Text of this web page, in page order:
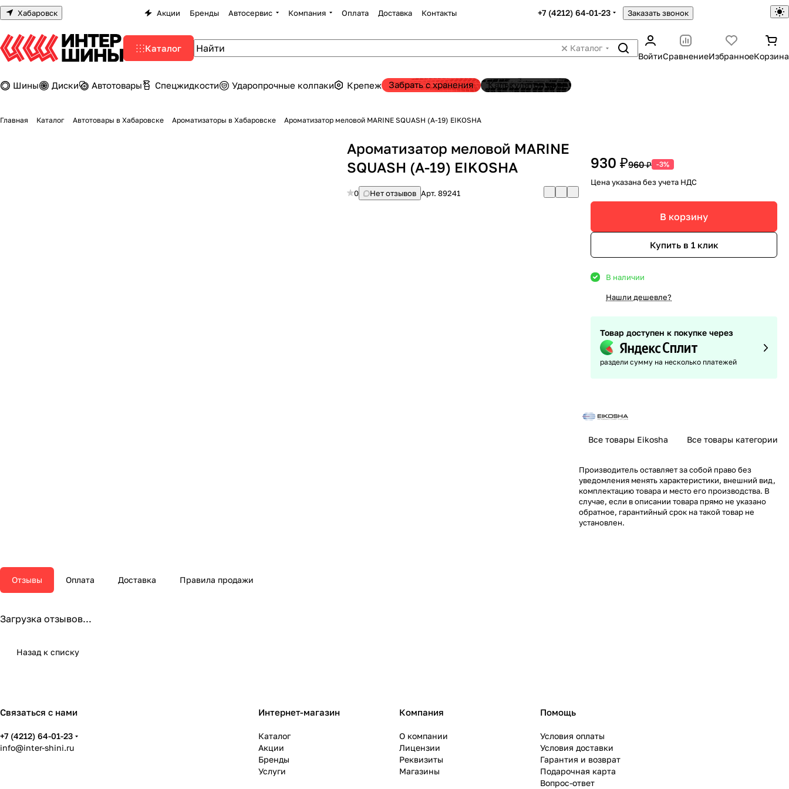
Хабаровск Акции Бренды Автосервис Компания Оплата Доставка Контакты +7 (4212) 64-01-23 Заказать звонок
Каталог
Каталог
ВойтиСравнениеИзбранноеКорзина
Шины Диски Автотовары Спецжидкости Ударопрочные колпаки Крепеж Забрать с хранения Калькулятор шин
Главная Каталог Автотовары в Хабаровске Ароматизаторы в Хабаровске Ароматизатор меловой MARINE SQUASH (A-19) EIKOSHA
Ароматизатор меловой MARINE
SQUASH (A-19) EIKOSHA
0 Нет отзывов Арт.89241
930 ₽960 ₽ -3%
Цена указана без учета НДС
В корзину
Купить в 1 клик
В наличии
Нашли дешевле?
Товар доступен к покупке через
раздели сумму на несколько платежей
Все товары Eikosha Все товары категории
Производитель оставляет за собой право без
уведомления менять характеристики, внешний вид,
комплектацию товара и место его производства. В
случае, если в описании товара прямо не указано
обратное, гарантийный срок на такой товар не
установлен.
Отзывы Оплата Доставка Правила продажи
Загрузка отзывов...
Назад к списку
Связаться с нами
+7 (4212) 64-01-23
info@inter-shini.ru
Интернет-магазин
Каталог
Акции
Бренды
Услуги
Компания
О компании
Лицензии
Реквизиты
Магазины
Помощь
Условия оплаты
Условия доставки
Гарантия и возврат
Подарочная карта
Вопрос-ответ